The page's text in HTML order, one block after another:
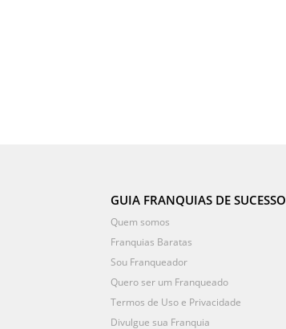
GUIA FRANQUIAS DE SUCESSO
Quem somos
Franquias Baratas
Sou Franqueador
Quero ser um Franqueado
Termos de Uso e Privacidade
Divulgue sua Franquia